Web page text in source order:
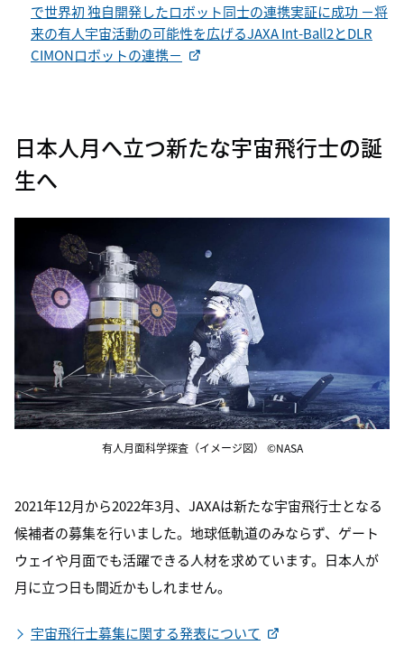
で世界初 独自開発したロボット同士の連携実証に成功 －将
来の有人宇宙活動の可能性を広げるJAXA Int-Ball2とDLR
CIMONロボットの連携－
日本人月へ立つ新たな宇宙飛行士の誕
生へ
2021年12月から2022年3月、JAXAは新たな宇宙飛行士となる
候補者の募集を行いました。地球低軌道のみならず、ゲート
ウェイや月面でも活躍できる人材を求めています。日本人が
月に立つ日も間近かもしれません。
宇宙飛行士募集に関する発表について
有人月面科学探査（イメージ図） ©NASA